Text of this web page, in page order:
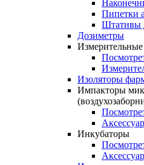
Пипетки
Штативы
Дозиметры
Изоляторы
Импакторы
Инкубаторы